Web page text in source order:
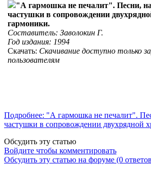
"А гармошка не печалит". Песни,
частушки в сопровождении
гармоники.
Составитель: Заволокин Г.
Год издания: 1994
Скачать: Скачивание доступно только
пользователям
Подробнее: "А гармошка не печалит".
частушки в сопровождении двухрядной
Обсудить эту статью
Войдите чтобы комментировать
Обсудить эту статью на форуме (0